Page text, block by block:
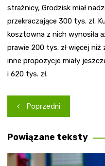
strażnicy, Grodzisk miał
przekraczające 300 tys. zł.
kosztowna z nich wynosiła
prawie 200 tys. zł więcej niż
inne propozycje miały
i 620 tys. zł.
Nawigacja
wpisu
Poprzedni
Powiązane teksty